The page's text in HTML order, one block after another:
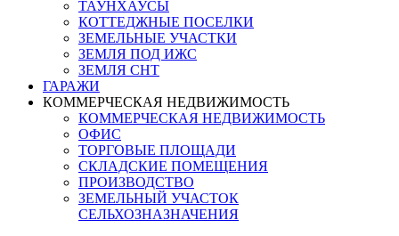
ТАУНХАУСЫ
КОТТЕДЖНЫЕ ПОСЕЛКИ
ЗЕМЕЛЬНЫЕ УЧАСТКИ
ЗЕМЛЯ ПОД ИЖС
ЗЕМЛЯ СНТ
ГАРАЖИ
КОММЕРЧЕСКАЯ НЕДВИЖИМОСТЬ
КОММЕРЧЕСКАЯ НЕДВИЖИМОСТЬ
ОФИС
ТОРГОВЫЕ ПЛОЩАДИ
СКЛАДСКИЕ ПОМЕЩЕНИЯ
ПРОИЗВОДСТВО
ЗЕМЕЛЬНЫЙ УЧАСТОК
СЕЛЬХОЗНАЗНАЧЕНИЯ